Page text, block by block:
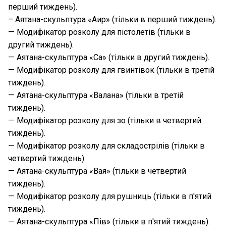
перший тиждень).
– Аятана-скульптура «Аир» (тільки в перший тиждень).
— Модифікатор розколу для пістолетів (тільки в
другий тиждень).
— Аятана-скульптура «Са» (тільки в другий тиждень).
— Модифікатор розколу для гвинтівок (тільки в третій
тиждень).
— Аятана-скульптура «Валана» (тільки в третій
тиждень).
— Модифікатор розколу для зо (тільки в четвертий
тиждень).
— Модифікатор розколу для складострілів (тільки в
четвертий тиждень).
— Аятана-скульптура «Вая» (тільки в четвертий
тиждень).
— Модифікатор розколу для рушниць (тільки в п'ятий
тиждень).
— Аятана-скульптура «Пів» (тільки в п'ятий тиждень).